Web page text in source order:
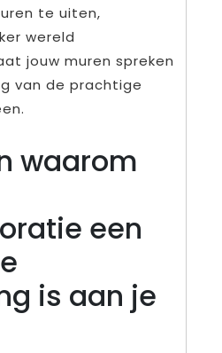
te uiten,
wereld
jouw muren spreken
van de prachtige
waarom
een
is aan je